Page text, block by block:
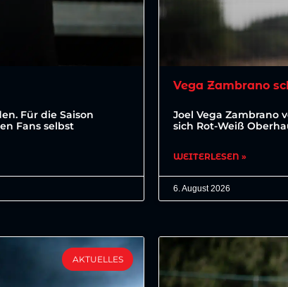
Für die Saison
Fans selbst
Vega Zambrano
Joel Vega Zambrano
sich Rot-Weiß
WEITERLESEN »
6. August 2026
AKTUELLES